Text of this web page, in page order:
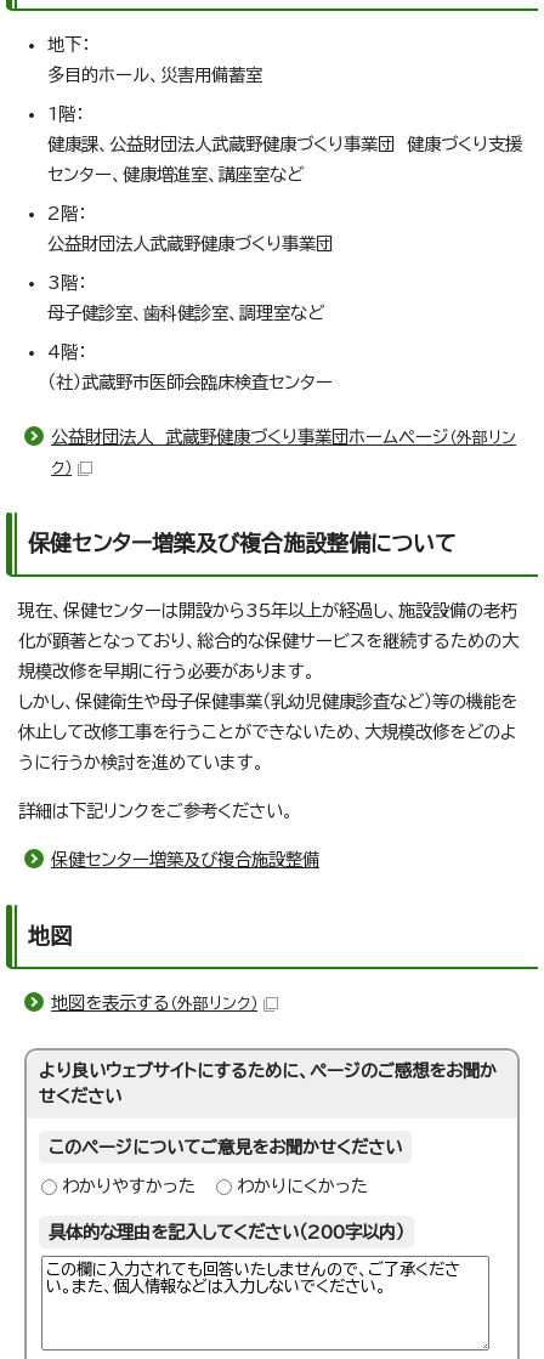
地下：
多目的ホール、災害用備蓄室
1階：
健康課、公益財団法人武蔵野健康づくり事業団 健康づくり支援
センター、健康増進室、講座室など
2階：
公益財団法人武蔵野健康づくり事業団
3階：
母子健診室、歯科健診室、調理室など
4階：
（社）武蔵野市医師会臨床検査センター
公益財団法人 武蔵野健康づくり事業団ホームページ （外部リン
ク）
保健センター増築及び複合施設整備について
現在、保健センターは開設から35年以上が経過し、施設設備の老朽
化が顕著となっており、総合的な保健サービスを継続するための大
規模改修を早期に行う必要があります。
しかし、保健衛生や母子保健事業（乳幼児健康診査など）等の機能を
休止して改修工事を行うことができないため、大規模改修をどのよ
うに行うか検討を進めています。
詳細は下記リンクをご参考ください。
保健センター増築及び複合施設整備
地図
地図を表示する （外部リンク）
より良いウェブサイトにするために、ページのご感想をお聞か
せください
このページについてご意見をお聞かせください
わかりやすかった わかりにくかった
具体的な理由を記入してください（200字以内）